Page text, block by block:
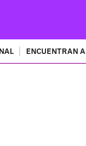
ENCUENTRAN